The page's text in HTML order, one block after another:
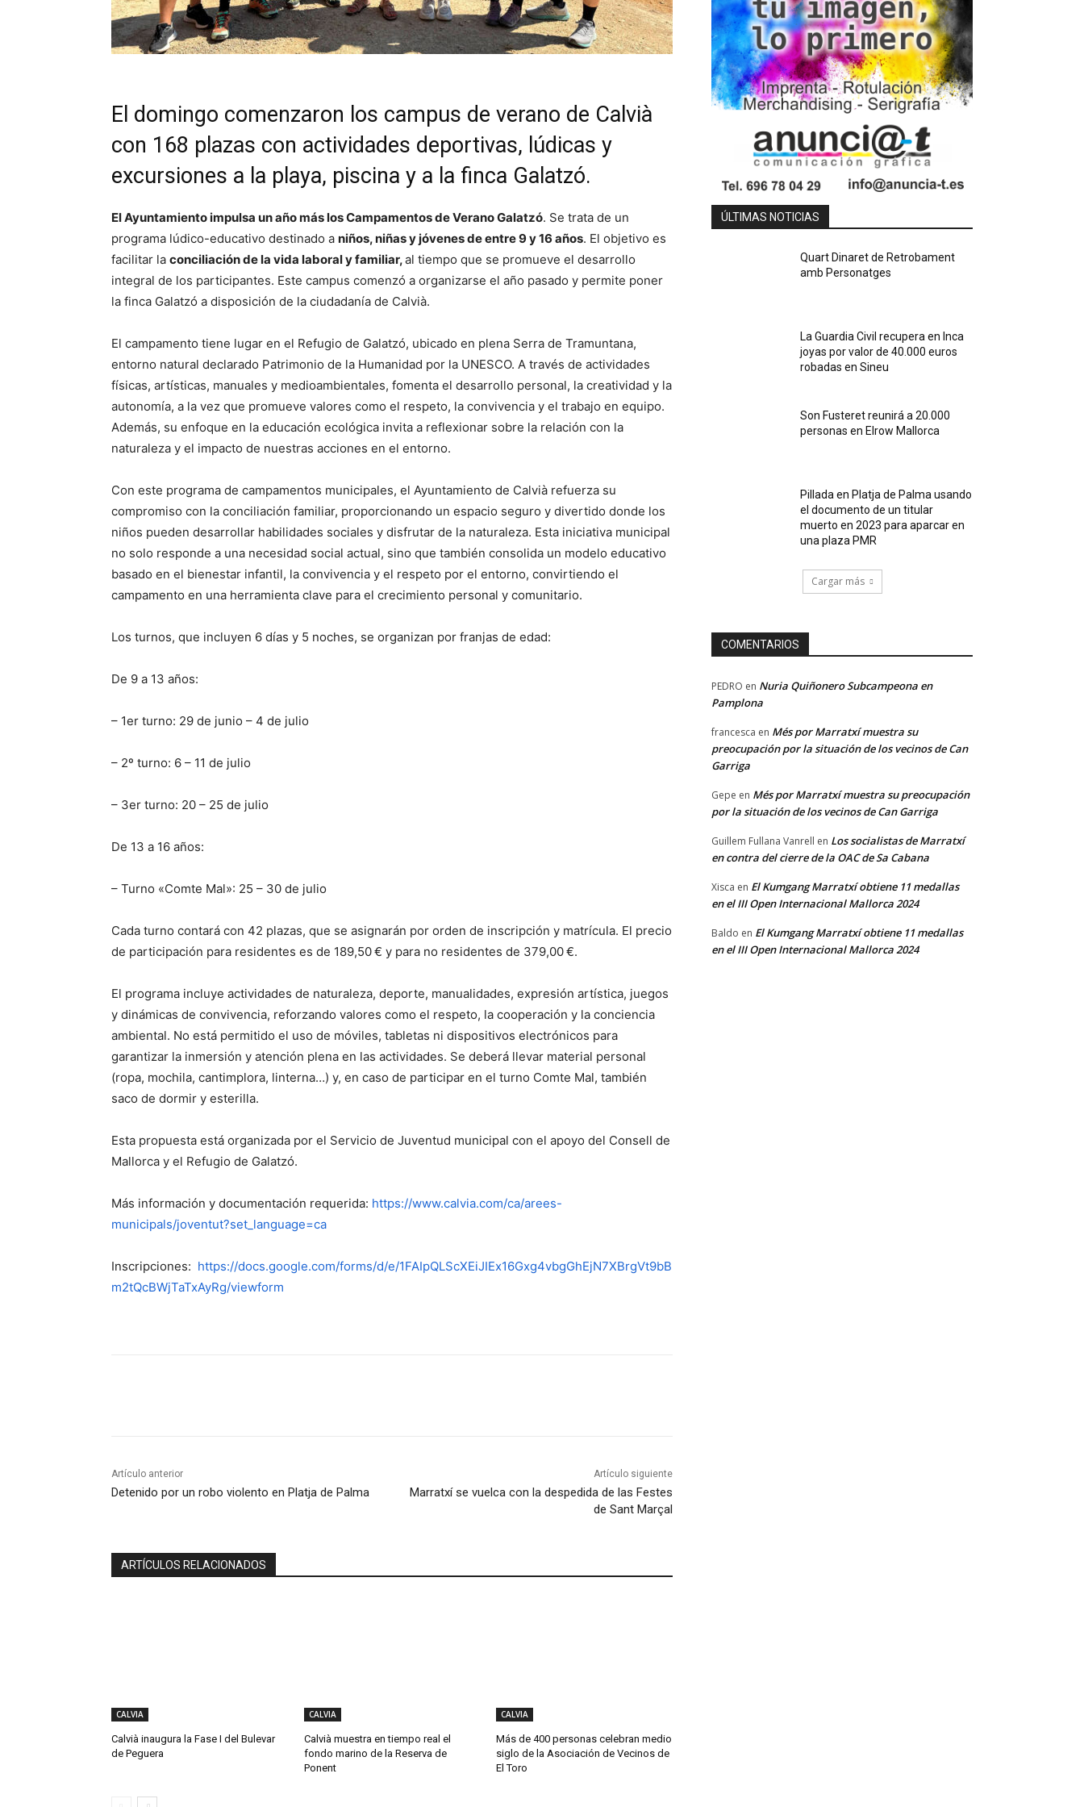
El domingo comenzaron los campus de verano de Calvià
con 168 plazas con actividades deportivas, lúdicas y
excursiones a la playa, piscina y a la finca Galatzó.
El Ayuntamiento impulsa un año más los Campamentos de Verano Galatzó. Se trata de un
programa lúdico-educativo destinado a niños, niñas y jóvenes de entre 9 y 16 años. El objetivo es
facilitar la conciliación de la vida laboral y familiar,al tiempo que se promueve el desarrollo
integral de los participantes. Este campus comenzó a organizarse el año pasado y permite poner
la finca Galatzó a disposición de la ciudadanía de Calvià.
El campamento tiene lugar en el Refugio de Galatzó, ubicado en plena Serra de Tramuntana,
entorno natural declarado Patrimonio de la Humanidad por la UNESCO. A través de actividades
físicas, artísticas, manuales y medioambientales, fomenta el desarrollo personal, la creatividad y la
autonomía, a la vez que promueve valores como el respeto, la convivencia y el trabajo en equipo.
Además, su enfoque en la educación ecológica invita a reflexionar sobre la relación con la
naturaleza y el impacto de nuestras acciones en el entorno.
Con este programa de campamentos municipales, el Ayuntamiento de Calvià refuerza su
compromiso con la conciliación familiar, proporcionando un espacio seguro y divertido donde los
niños pueden desarrollar habilidades sociales y disfrutar de la naturaleza. Esta iniciativa municipal
no solo responde a una necesidad social actual, sino que también consolida un modelo educativo
basado en el bienestar infantil, la convivencia y el respeto por el entorno, convirtiendo el
campamento en una herramienta clave para el crecimiento personal y comunitario.
Los turnos, que incluyen 6 días y 5 noches, se organizan por franjas de edad:
De 9 a 13 años:
– 1er turno: 29 de junio – 4 de julio
– 2º turno: 6 – 11 de julio
– 3er turno: 20 – 25 de julio
De 13 a 16 años:
– Turno «Comte Mal»: 25 – 30 de julio
Cada turno contará con 42 plazas, que se asignarán por orden de inscripción y matrícula. El precio
de participación para residentes es de 189,50 € y para no residentes de 379,00 €.
El programa incluye actividades de naturaleza, deporte, manualidades, expresión artística, juegos
y dinámicas de convivencia, reforzando valores como el respeto, la cooperación y la conciencia
ambiental. No está permitido el uso de móviles, tabletas ni dispositivos electrónicos para
garantizar la inmersión y atención plena en las actividades. Se deberá llevar material personal
(ropa, mochila, cantimplora, linterna…) y, en caso de participar en el turno Comte Mal, también
saco de dormir y esterilla.
Esta propuesta está organizada por el Servicio de Juventud municipal con el apoyo del Consell de
Mallorca y el Refugio de Galatzó.
Más información y documentación requerida: https://www.calvia.com/ca/arees-
municipals/joventut?set_language=ca
Inscripciones: https://docs.google.com/forms/d/e/1FAIpQLScXEiJIEx16Gxg4vbgGhEjN7XBrgVt9bB
m2tQcBWjTaTxAyRg/viewform
Artículo anterior
Detenido por un robo violento en Platja de Palma
Artículo siguiente
Marratxí se vuelca con la despedida de las Festes
de Sant Marçal
ARTÍCULOS RELACIONADOS
CALVIA
Calvià inaugura la Fase I del Bulevar
de Peguera
CALVIA
Calvià muestra en tiempo real el
fondo marino de la Reserva de
Ponent
CALVIA
Más de 400 personas celebran medio
siglo de la Asociación de Vecinos de
El Toro
ÚLTIMAS NOTICIAS
Quart Dinaret de Retrobament
amb Personatges
La Guardia Civil recupera en Inca
joyas por valor de 40.000 euros
robadas en Sineu
Son Fusteret reunirá a 20.000
personas en Elrow Mallorca
Pillada en Platja de Palma usando
el documento de un titular
muerto en 2023 para aparcar en
una plaza PMR
Cargar más
COMENTARIOS
PEDRO en Nuria Quiñonero Subcampeona en
Pamplona
francesca en Més por Marratxí muestra su
preocupación por la situación de los vecinos de Can
Garriga
Gepe en Més por Marratxí muestra su preocupación
por la situación de los vecinos de Can Garriga
Guillem Fullana Vanrell en Los socialistas de Marratxí
en contra del cierre de la OAC de Sa Cabana
Xisca en El Kumgang Marratxí obtiene 11 medallas
en el III Open Internacional Mallorca 2024
Baldo en El Kumgang Marratxí obtiene 11 medallas
en el III Open Internacional Mallorca 2024